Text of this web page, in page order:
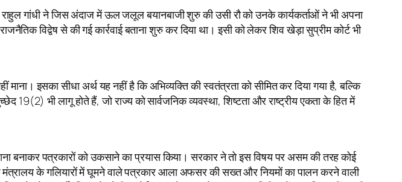
गांधी ने जिस अंदाज में ऊल जलूल बयानबाजी शुरु की उसी रौ को उनके कार्यकर्ताओं ने भी अपना
विद्वेष से की गई कार्रवाई बताना शुरु कर दिया था। इसी को लेकर शिव खेड़ा सुप्रीम कोर्ट भी
इसका सीधा अर्थ यह नहीं है कि अभिव्यक्ति की स्वतंत्रता को सीमित कर दिया गया है, बल्कि
भी लागू होते हैं, जो राज्य को सार्वजनिक व्यवस्था, शिष्टता और राष्ट्रीय एकता के हित में
बनाकर पत्रकारों को उकसाने का प्रयास किया। सरकार ने तो इस विषय पर असम की तरह कोई
मंत्रालय के गलियारों में घूमने वाले पत्रकार आला अफसर की सख्त और नियमों का पालन करने वाली